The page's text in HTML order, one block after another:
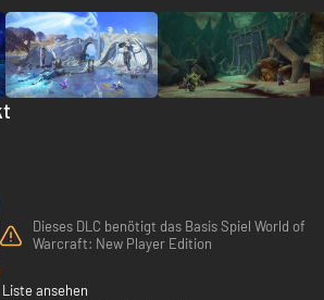
Dieses DLC benötigt das Basis Spiel World of
Warcraft: New Player Edition
Liste ansehen